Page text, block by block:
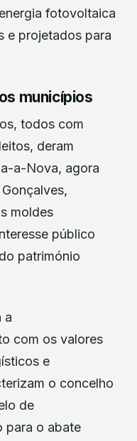
fotovoltaica
e projetados para
municípios
todos com
deram
a-Nova, agora
moldes
público
património
a
com os valores
e
o concelho
de
para o abate